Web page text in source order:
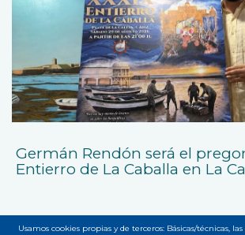
Germán Rendón será el
Entierro de La Caballa en La
Usamos cookies propias y de terceros: Básicas/técnicas,